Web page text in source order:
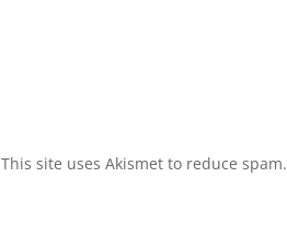
This site uses Akismet to reduce spam.